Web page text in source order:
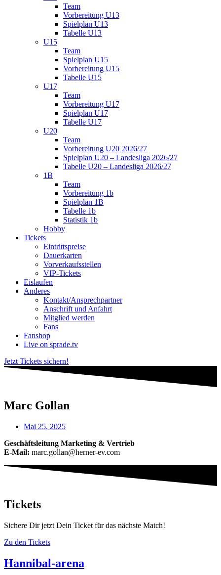
Team
Vorbereitung U13
Spielplan U13
Tabelle U13
U15
Team
Spielplan U15
Vorbereitung U15
Tabelle U15
U17
Team
Vorbereitung U17
Spielplan U17
Tabelle U17
U20
Team
Vorbereitung U20 2026/27
Spielplan U20 – Landesliga 2026/27
Tabelle U20 – Landesliga 2026/27
1B
Team
Vorbereitung 1b
Spielplan 1B
Tabelle 1b
Statistik 1b
Hobby
Tickets
Eintrittspreise
Dauerkarten
Vorverkaufsstellen
VIP-Tickets
Eislaufen
Anderes
Kontakt/Ansprechpartner
Anschrift und Anfahrt
Mitglied werden
Fans
Fanshop
Live on sprade.tv
Jetzt Tickets sichern!
Marc Gollan
Mai 25, 2025
Geschäftsleitung Marketing & Vertrieb
E-Mail: marc.gollan@herner-ev.com
Tickets
Sichere Dir jetzt Dein Ticket für das nächste Match!
Zu den Tickets
Hannibal-arena